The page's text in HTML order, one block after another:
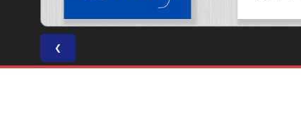
❮